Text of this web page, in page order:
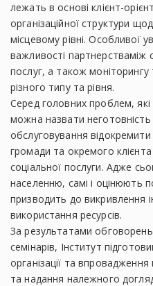
лежать в основі клієнт-
організаційної структури
місцевому рівні. Особливої
важливості партнерстваміж
послуг, а також моніторингу
різного типу та рівня.
Серед головних проблем, які
можна назвати неготовність
обслуговування
громади та окремого
соціальної послуги. Адже
населенню, самі і оцінюють
призводить до викривлення
використання ресурсів.
За результатами
семінарів, Інститут
організації та впровадження
та надання належного